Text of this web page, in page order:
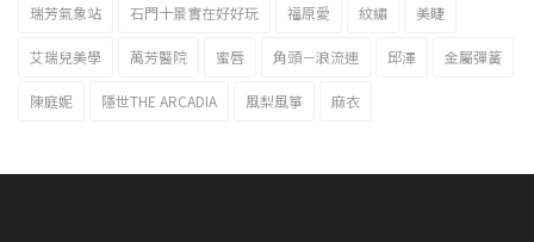
瑞芳氣象站 石門十景實在好好玩 福原愛 紋繡 美睫
艾瑞兒美學 萬芳醫院 蜜唇 角頭－浪流連 邱澤 金屬彈簧
陳庭妮 隱世THE ARCADIA 風梨風箏 麻衣